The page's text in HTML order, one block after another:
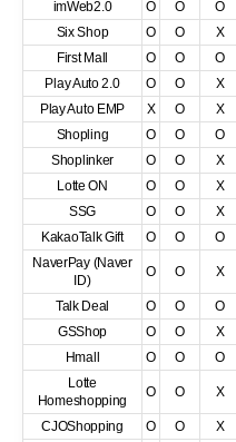
imWeb2.0
O O O
Six Shop
O O X
First Mall
O O O
Play Auto 2.0
O O X
Play Auto EMP
X O X
Shopling
O O O
Shoplinker
O O X
Lotte ON
O O X
SSG
O O X
KakaoTalk Gift
O O O
NaverPay (Naver
ID)
O O X
Talk Deal O O O
GSShop
O O X
Hmall
O O O
Lotte
Homeshopping
O O X
CJOShopping O O X